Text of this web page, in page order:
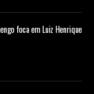
foca em Luiz Henrique